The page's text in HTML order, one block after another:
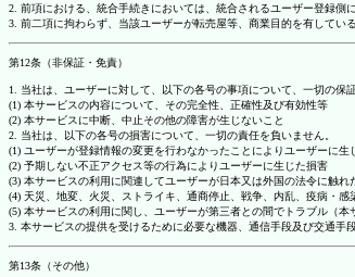
2. 前項における、統合手続きにおいては、統合されるユーザー登録側
3. 前二項に拘わらず、当該ユーザーが転売屋等、商業目的を有してい
第12条（非保証・免責）
1. 当社は、ユーザーに対して、以下の各号の事項について、一切の保
(1) 本サービスの内容について、その完全性、正確性及び有効性等
(2) 本サービスに中断、中止その他の障害が生じないこと
2. 当社は、以下の各号の損害について、一切の責任を負いません。
(1) ユーザーが登録情報の変更を行わなかったことによりユーザーに生
(2) 予期しない不正アクセス等の行為によりユーザーに生じた損害
(3) 本サービスの利用に関連してユーザーが日本又は外国の法令に触
(4) 天災、地変、火災、ストライキ、通商停止、戦争、内乱、疫病・
(5) 本サービスの利用に関し、ユーザーが第三者との間でトラブル（
3. 本サービスの提供を受けるために必要な機器、通信手段及び交通手
第13条（その他）